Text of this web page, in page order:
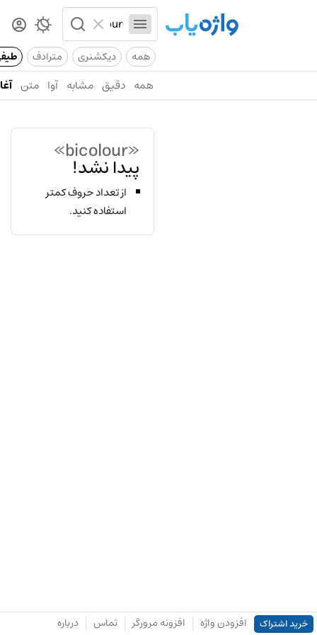
همه دیکشنری مترادف
همه دقیق مشابه آوا متن
«bicolour»
پیدا نشد!
از تعداد حروف کمتر
استفاده کنید.
خرید اشتراک افزودن واژه افزونه مرورگر تماس درباره